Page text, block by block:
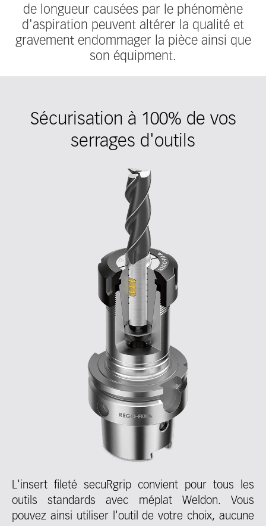
de longueur causées par le phénomène
d'aspiration peuvent altérer la qualité et
gravement endommager la pièce ainsi que
son équipment.
Sécurisation à 100% de vos
serrages d'outils
L'insert fileté secuRgrip convient pour tous les
outils standards avec méplat Weldon. Vous
pouvez ainsi utiliser l'outil de votre choix, aucune